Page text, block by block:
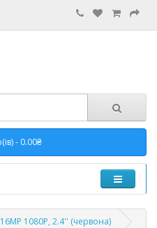
- 0.00₴
1080P, 2.4'' (червона)